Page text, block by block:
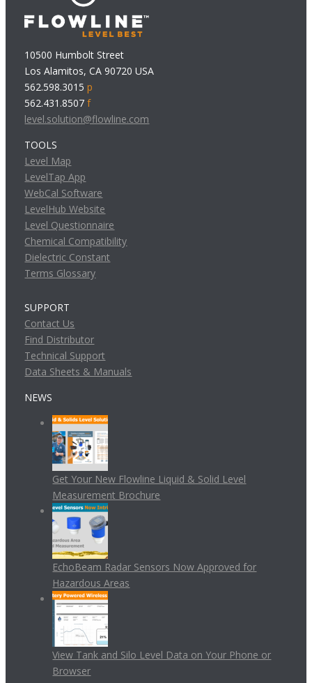
10500 Humbolt Street
Los Alamitos, CA 90720 USA
562.598.3015p
562.431.8507f
level.solution@flowline.com
TOOLS
Level Map
LevelTap App
WebCal Software
LevelHub Website
Level Questionnaire
Chemical Compatibility
Dielectric Constant
Terms Glossary
SUPPORT
Contact Us
Find Distributor
Technical Support
Data Sheets & Manuals
NEWS
Get Your New Flowline Liquid & Solid Level
Measurement Brochure
EchoBeam Radar Sensors Now Approved for
Hazardous Areas
View Tank and Silo Level Data on Your Phone or
Browser